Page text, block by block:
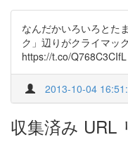
なんだかいろいろとた
ク」辺りがクライマッ
https://t.co/Q768C3CIfL
2013-10-04
収集済み URL